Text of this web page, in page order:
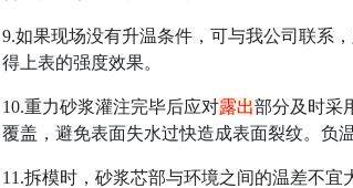
9.如果现场没有升温条件，可与我公司联系
得上表的强度效果。
10.重力砂浆灌注完毕后应对露出部分及时采
覆盖，避免表面失水过快造成表面裂纹。负
11.拆模时，砂浆芯部与环境之间的温差不宜